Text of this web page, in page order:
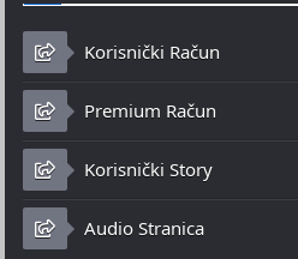
Korisnički Račun
Premium Račun
Korisnički Story
Audio Stranica